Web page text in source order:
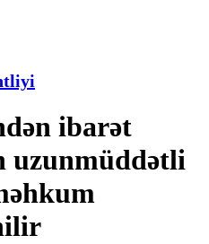
ibarət
uzunmüddətli